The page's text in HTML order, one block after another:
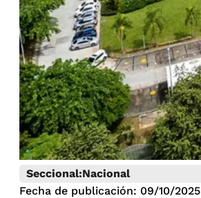
Seccional:Nacional
Fecha de publicación: 09/10/2025